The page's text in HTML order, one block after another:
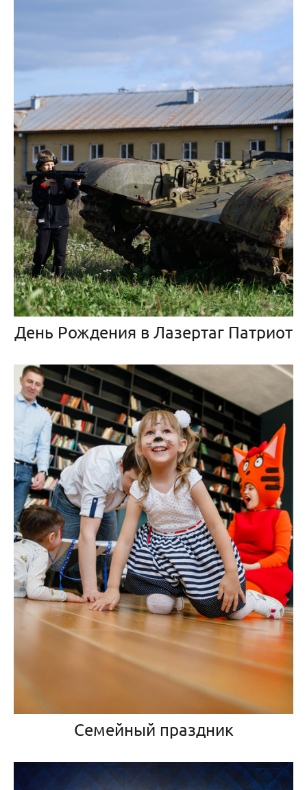
День Рождения в Лазертаг Патриот
Семейный праздник